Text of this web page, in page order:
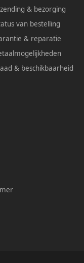
& bezorging
van bestelling
& reparatie
& beschikbaarheid